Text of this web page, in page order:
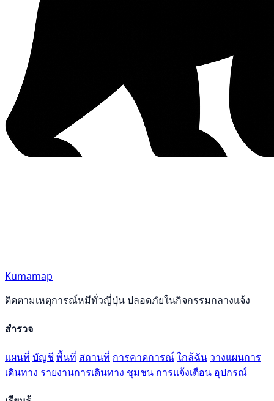
Kumamap
ติดตามเหตุการณ์หมีทั่วญี่ปุ่น ปลอดภัยในกิจกรรมกลางแจ้ง
สำรวจ
แผนที่ บัญชี พื้นที่ สถานที่ การคาดการณ์ใกล้ฉัน วางแผนการ
เดินทาง รายงานการเดินทาง ชุมชน การแจ้งเตือน อุปกรณ์